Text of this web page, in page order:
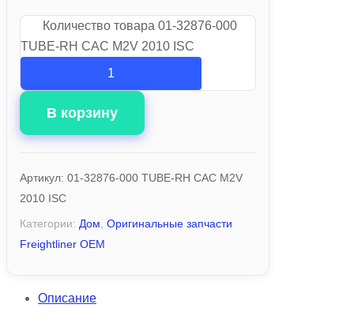
Количество товара 01-32876-000
TUBE-RH CAC M2V 2010 ISC
В корзину
Артикул: 01-32876-000 TUBE-RH CAC M2V
2010 ISC
Категории: Дом Оригинальные запчасти
Freightliner OEM
Описание